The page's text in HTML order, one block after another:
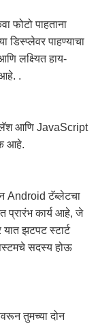
फोटो पाहताना
डिस्प्लेवर पाहण्याचा
लक्ष्यित हाय-
.
आणि JavaScript
आहे.
Android टॅब्लेटचा
प्रारंभ कार्य आहे, जे
झटपट स्टार्ट
सदस्य होऊ
तुमच्या दोन